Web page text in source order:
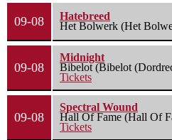
09-08
Hatebreed
Het Bolwerk (Het
09-08
Midnight
Bibelot (Bibelot
Tickets
09-08
Spectral Wound
Hall Of Fame (Hall Of
Tickets